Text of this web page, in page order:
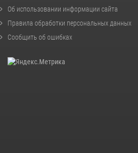
Об использовании информации сайта
Правила обработки персональных данных
Сообщить об ошибках